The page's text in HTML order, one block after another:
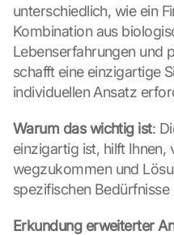
unterschiedlich, wie ein
Kombination aus
Lebenserfahrungen und
schafft eine einzigartige
individuellen Ansatz
Warum das wichtig ist:
einzigartig ist, hilft Ihnen,
wegzukommen und
spezifischen
Erkundung erweiterter